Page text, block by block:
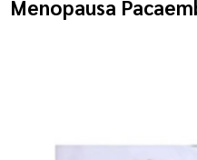
Menopausa